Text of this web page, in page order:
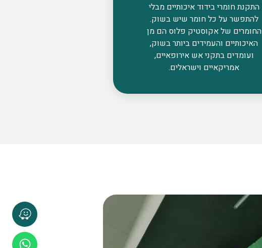
התקנת חומרי בידוד איכותיים מבלי
להתפשר על כל חומר שיש בשוק.
החומרים של אקוסטיק פלוס הם מן
האיכותיים והעמידים ביותר בשוק,
ועומדים בתקני אש אירופאיים,
אמריקאיים וישראלים.